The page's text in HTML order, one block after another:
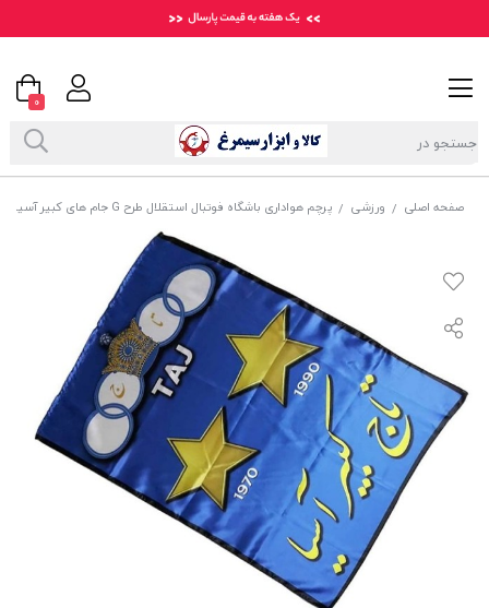
صفحه اصلی / ورزشی / پرچم هواداری باشگاه فوتبال استقلال طرح G جام های کبیر آسیا VPE-007
0